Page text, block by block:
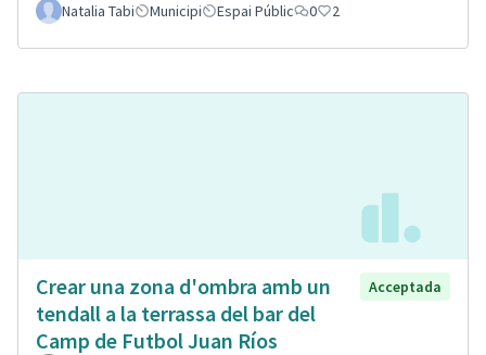
Natalia Tabi Municipi Espai Públic 0 2
Crear una zona d'ombra amb un
tendall a la terrassa del bar del
Camp de Futbol Juan Ríos
Acceptada